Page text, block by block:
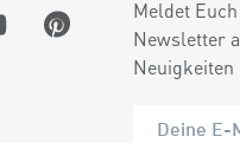
Meldet
Newsletter